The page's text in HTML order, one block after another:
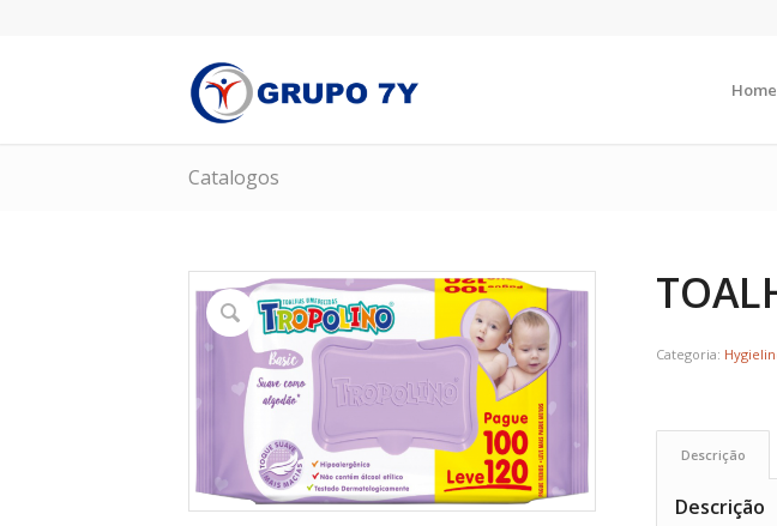
Home
Catalogos
Categoria:
Descrição
Descrição